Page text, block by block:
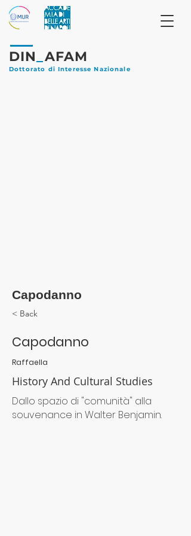
DIN AFAM
Dottorato di Interesse Nazionale
Capodanno
< Back
Capodanno
Raffaella
History And Cultural Studies
Dallo spazio di "comunità" alla
souvenance in Walter Benjamin.